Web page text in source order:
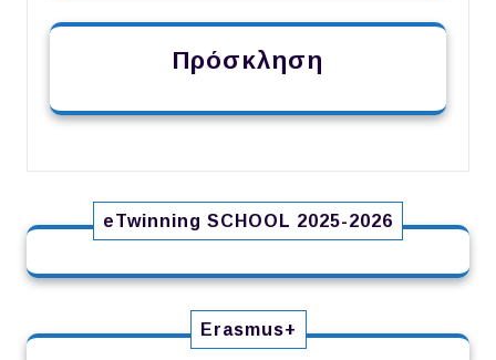
Πρόσκληση
eTwinning SCHOOL 2025-2026
Erasmus+